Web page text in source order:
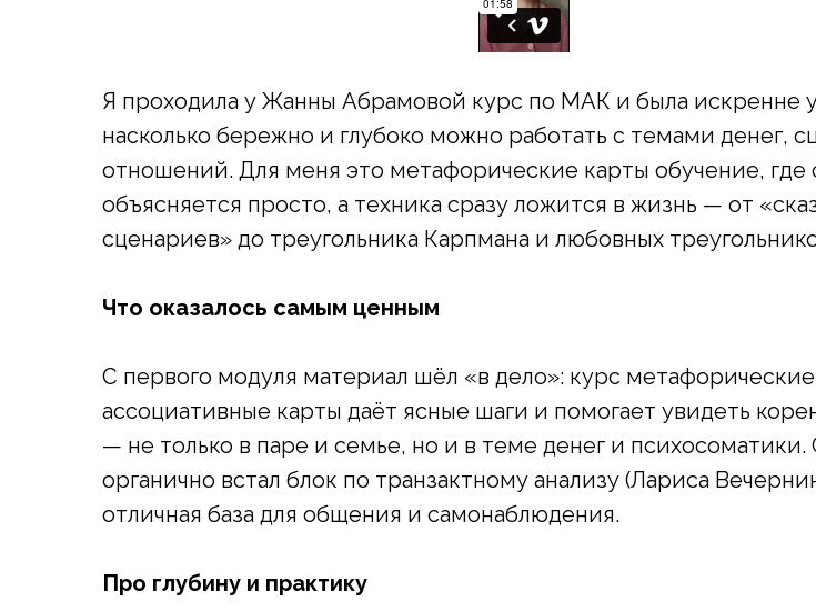
Я проходила у Жанны Абрамовой курс по МАК и была искренне
насколько бережно и глубоко можно работать с темами денег,
отношений. Для меня это метафорические карты обучение, где
объясняется просто, а техника сразу ложится в жизнь — от
сценариев» до треугольника Карпмана и любовных
Что оказалось самым ценным
С первого модуля материал шёл «в дело»: курс метафорические
ассоциативные карты даёт ясные шаги и помогает увидеть
— не только в паре и семье, но и в теме денег и
органично встал блок по транзактному анализу (Лариса
отличная база для общения и самонаблюдения.
Про глубину и практику